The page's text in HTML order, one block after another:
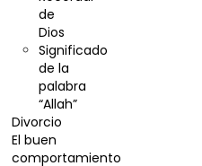
de
Dios
Significado
de la
palabra
“Allah”
Divorcio
El buen
comportamiento